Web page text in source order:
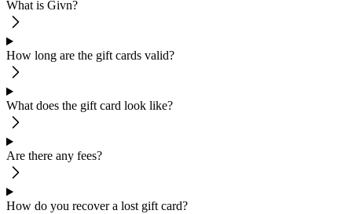
What is Givn?
How long are the gift cards valid?
What does the gift card look like?
Are there any fees?
How do you recover a lost gift card?